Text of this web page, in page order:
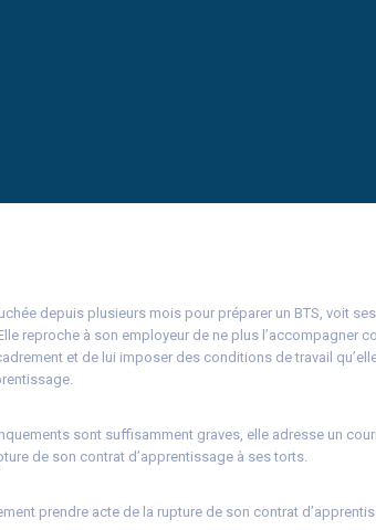
depuis plusieurs mois pour préparer un BTS, voit
reproche à son employeur de ne plus l’accompagner
et de lui imposer des conditions de travail
sont suffisamment graves, elle adresse un
de son contrat d’apprentissage à ses torts.
prendre acte de la rupture de son contrat